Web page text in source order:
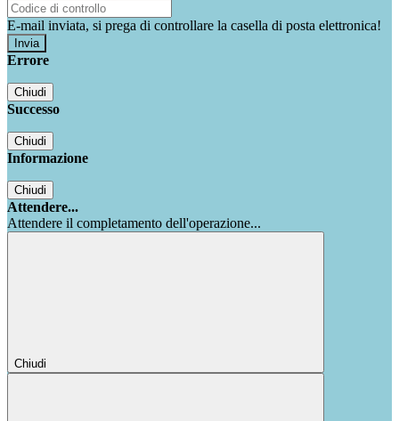
E-mail inviata, si prega di controllare la casella di posta elettronica!
Errore
Chiudi
Successo
Chiudi
Informazione
Chiudi
Attendere...
Attendere il completamento dell'operazione...
Chiudi